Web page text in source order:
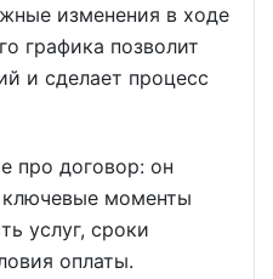
изменения в ходе
графика позволит
и сделает процесс
про договор: он
моменты
услуг, сроки
оплаты.